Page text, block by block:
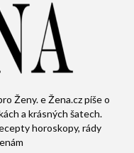
Ženy. e Žena.cz píše o
a krásných šatech.
horoskopy, rády